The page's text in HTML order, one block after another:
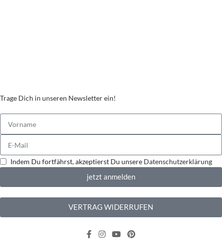
Trage Dich in unseren Newsletter ein!
Indem Du fortfährst, akzeptierst Du unsere Datenschutzerklärung
jetzt anmelden
VERTRAG WIDERRUFEN